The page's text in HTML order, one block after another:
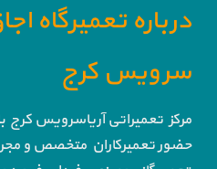
درباره تعمیرگاه
سرویس کرج
مرکز تعمیراتی آریاسرویس کرج
حضور تعمیرکاران متخصص و